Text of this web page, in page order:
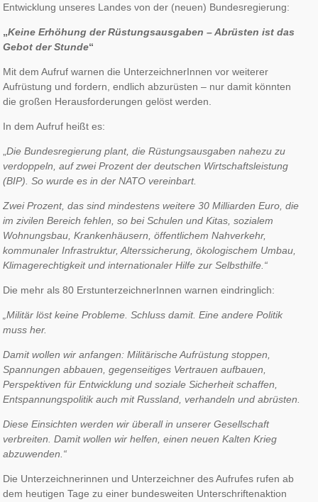
Entwicklung unseres Landes von der (neuen) Bundesregierung:
„Keine Erhöhung der Rüstungsausgaben – Abrüsten ist das
Gebot der Stunde“
Mit dem Aufruf warnen die UnterzeichnerInnen vor weiterer
Aufrüstung und fordern, endlich abzurüsten – nur damit könnten
die großen Herausforderungen gelöst werden.
In dem Aufruf heißt es:
„Die Bundesregierung plant, die Rüstungsausgaben nahezu zu
verdoppeln, auf zwei Prozent der deutschen Wirtschaftsleistung
(BIP). So wurde es in der NATO vereinbart.
Zwei Prozent, das sind mindestens weitere 30 Milliarden Euro, die
im zivilen Bereich fehlen, so bei Schulen und Kitas, sozialem
Wohnungsbau, Krankenhäusern, öffentlichem Nahverkehr,
kommunaler Infrastruktur, Alterssicherung, ökologischem Umbau,
Klimagerechtigkeit und internationaler Hilfe zur Selbsthilfe.“
Die mehr als 80 ErstunterzeichnerInnen warnen eindringlich:
„Militär löst keine Probleme. Schluss damit. Eine andere Politik
muss her.
Damit wollen wir anfangen: Militärische Aufrüstung stoppen,
Spannungen abbauen, gegenseitiges Vertrauen aufbauen,
Perspektiven für Entwicklung und soziale Sicherheit schaffen,
Entspannungspolitik auch mit Russland, verhandeln und abrüsten.
Diese Einsichten werden wir überall in unserer Gesellschaft
verbreiten. Damit wollen wir helfen, einen neuen Kalten Krieg
abzuwenden.“
Die Unterzeichnerinnen und Unterzeichner des Aufrufes rufen ab
dem heutigen Tage zu einer bundesweiten Unterschriftenaktion